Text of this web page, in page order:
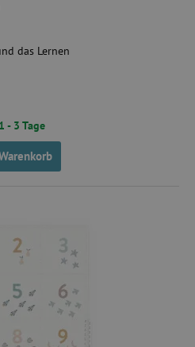
das Lernen
- 3 Tage